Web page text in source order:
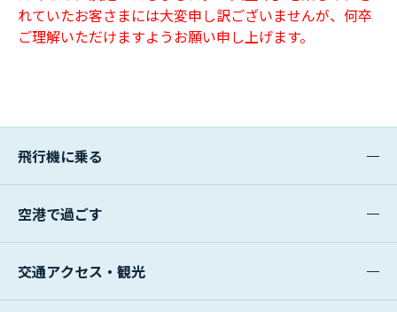
れていたお客さまには大変申し訳ございませんが、何卒
ご理解いただけますようお願い申し上げます。
飛行機に乗る
空港で過ごす
交通アクセス・観光